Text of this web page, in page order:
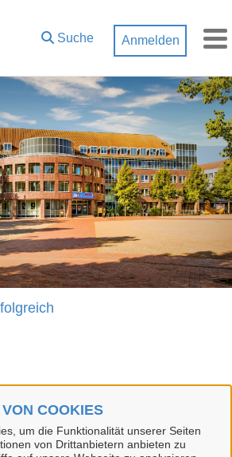
COOKIES
um die Funktionalität unserer Seiten
von Drittanbietern anbieten zu
Suche Anmelden